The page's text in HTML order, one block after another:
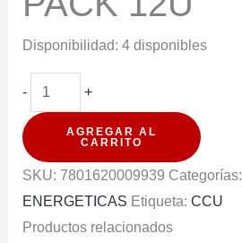
Disponibilidad: 4 disponibles
-
ROCKSTAR
ORIGINAL
500ML
PACK
+
AGREGAR AL
CARRITO
SKU: 7801620009939 Categorías:
ENERGETICAS Etiqueta: CCU
Productos relacionados